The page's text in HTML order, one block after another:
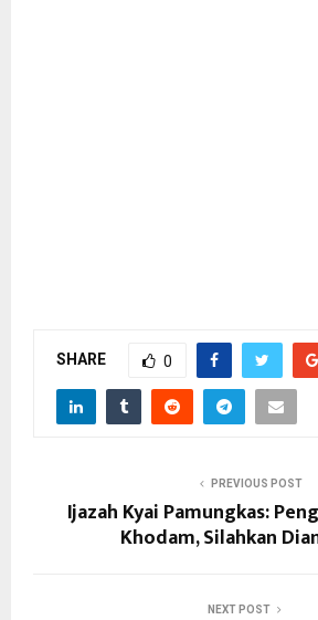
SHARE 0
PREVIOUS POST
Ijazah Kyai Pamungkas:
Khodam, Silahkan
NEXT POST